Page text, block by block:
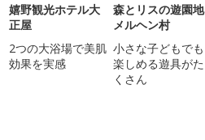
嬉野観光ホテル大
正屋
2つの大浴場で美肌
効果を実感
森とリスの遊園地
メルヘン村
小さな子どもでも
楽しめる遊具がた
くさん